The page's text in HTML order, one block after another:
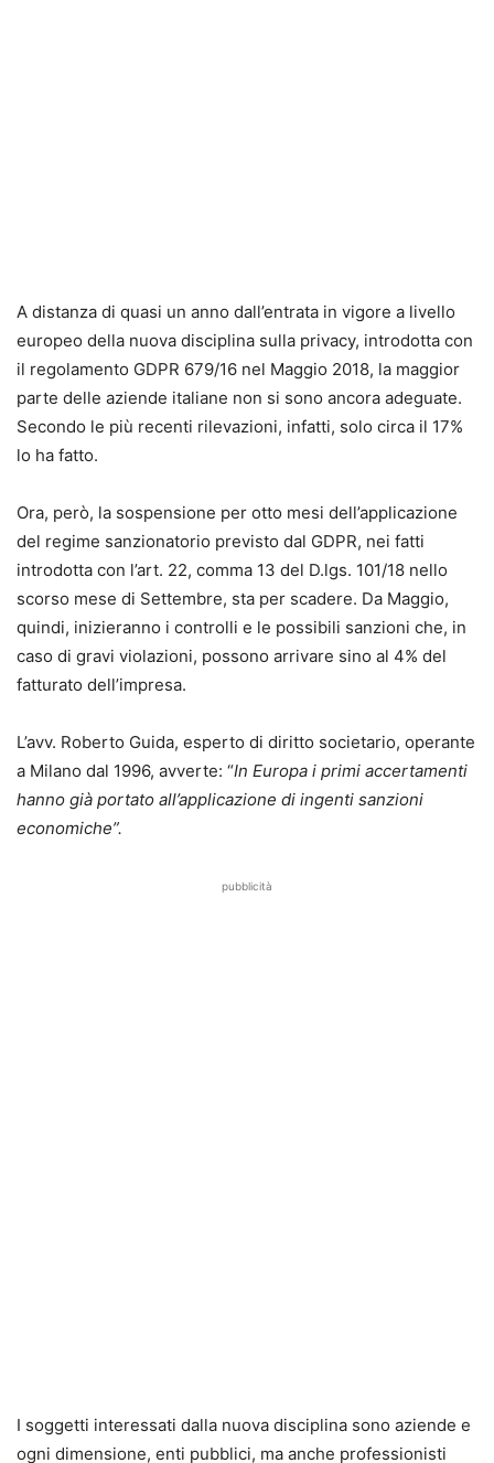
A distanza di quasi un anno dall’entrata in vigore a livello
europeo della nuova disciplina sulla privacy, introdotta con
il regolamento GDPR 679/16 nel Maggio 2018, la maggior
parte delle aziende italiane non si sono ancora adeguate.
Secondo le più recenti rilevazioni, infatti, solo circa il 17%
lo ha fatto.
Ora, però, la sospensione per otto mesi dell’applicazione
del regime sanzionatorio previsto dal GDPR, nei fatti
introdotta con l’art. 22, comma 13 del D.lgs. 101/18 nello
scorso mese di Settembre, sta per scadere. Da Maggio,
quindi, inizieranno i controlli e le possibili sanzioni che, in
caso di gravi violazioni, possono arrivare sino al 4% del
fatturato dell’impresa.
L’avv. Roberto Guida, esperto di diritto societario, operante
a Milano dal 1996, avverte: “In Europa i primi accertamenti
hanno già portato all’applicazione di ingenti sanzioni
economiche”.
pubblicità
I soggetti interessati dalla nuova disciplina sono aziende e
ogni dimensione, enti pubblici, ma anche professionisti